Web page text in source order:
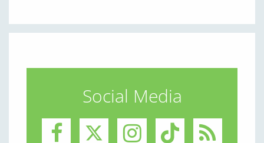
Social Media